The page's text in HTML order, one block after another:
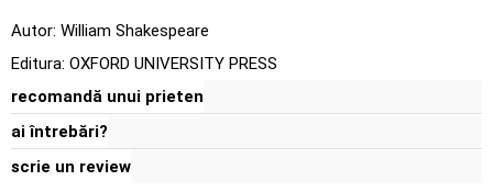
Autor: William Shakespeare
Editura: OXFORD UNIVERSITY PRESS
recomandă unui prieten
ai întrebări?
scrie un review